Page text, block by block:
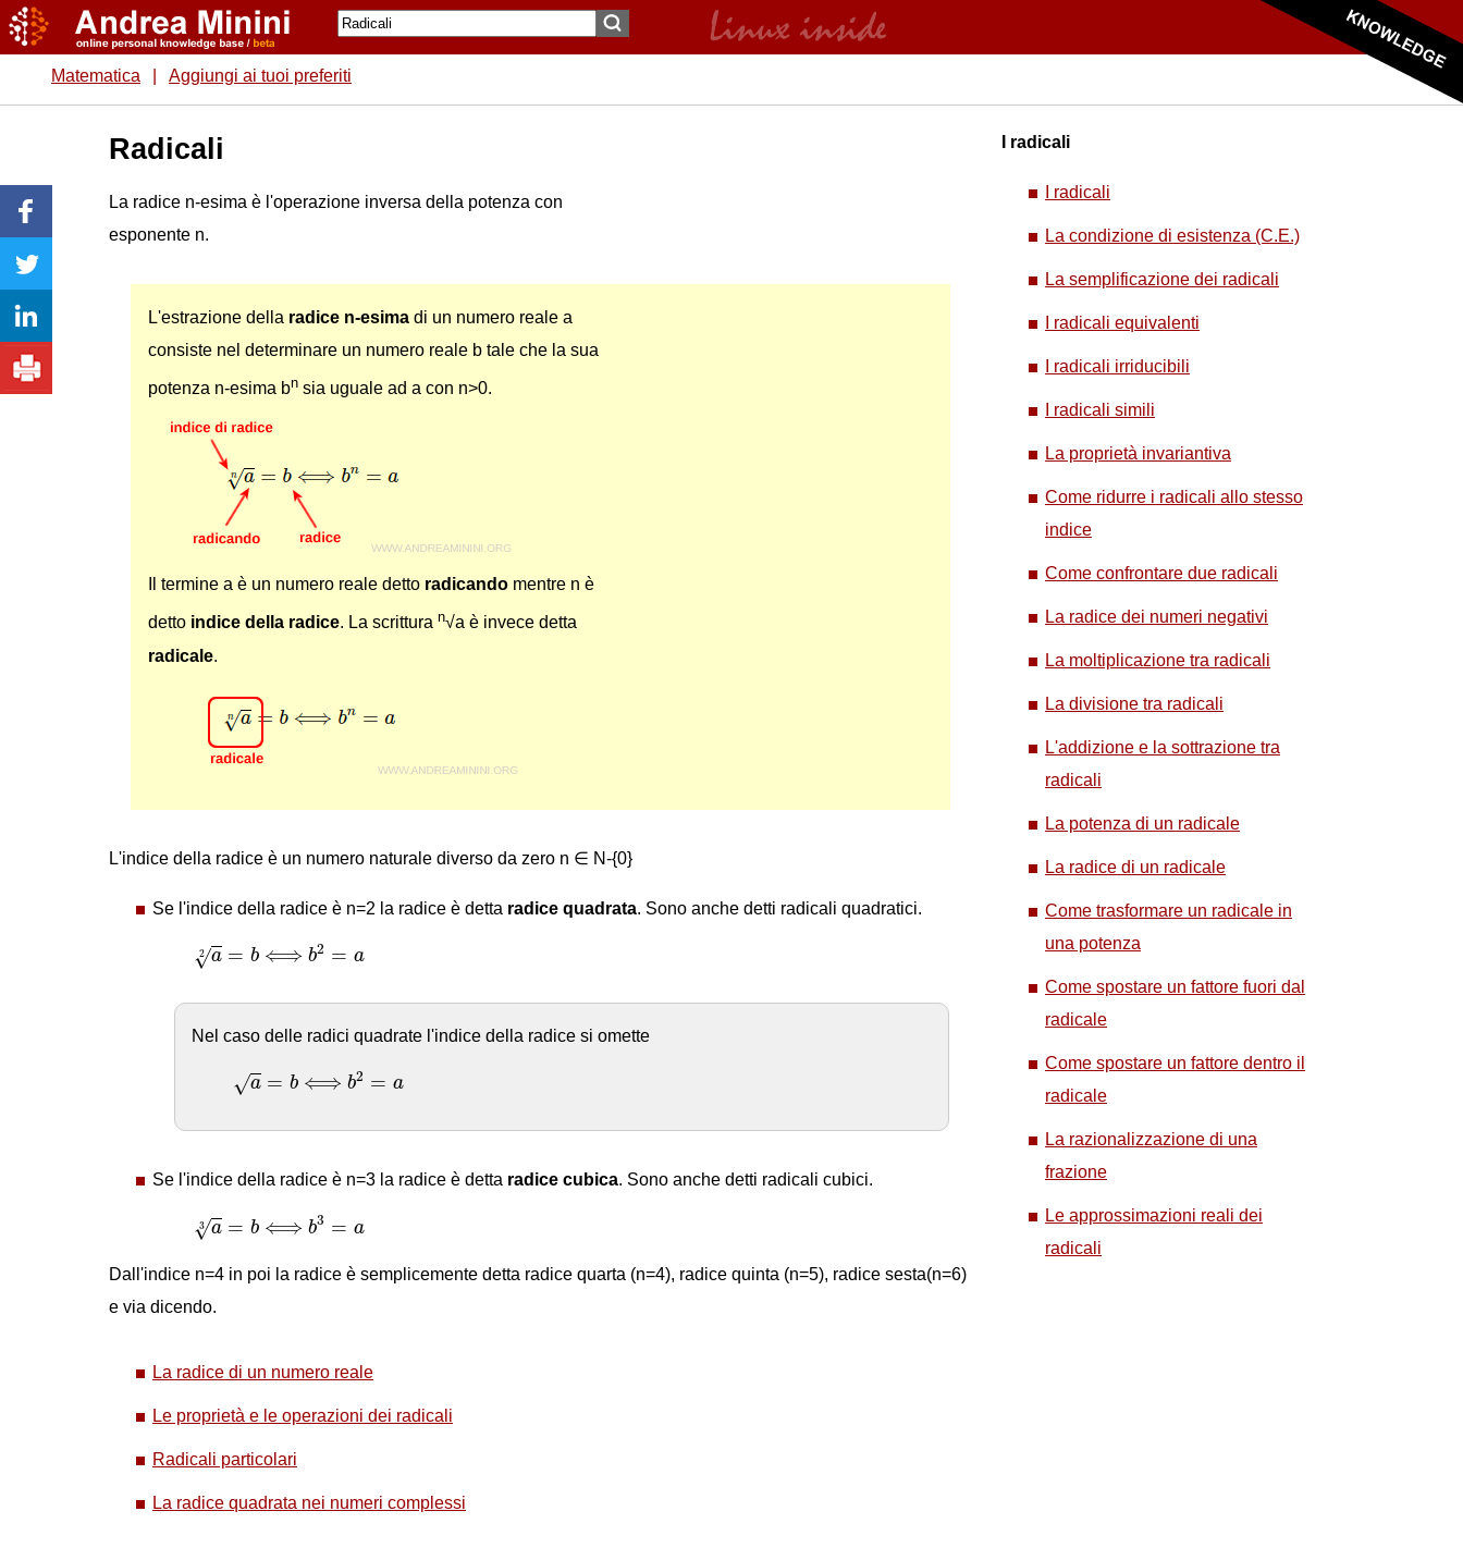
Matematica Aggiungi ai tuoi preferiti
Radicali
La radice n-esima è l'operazione inversa della potenza con
esponente n.
L'estrazione della radice n-esima di un numero reale a
consiste nel determinare un numero reale b tale che la sua
potenza n-esima bn sia uguale ad a con n>0.
Il termine a è un numero reale detto radicando mentre n è
detto indice della radice. La scrittura n√a è invece detta
radicale.
L'indice della radice è un numero naturale diverso da zero n ∈ N-{0}
Se l'indice della radice è n=2 la radice è detta radice quadrata. Sono anche detti radicali quadratici.
2
√a = b ⟺ b2 = a
a =b 2=
Nel caso delle radici quadrate l'indice della radice si omette
√a = b ⟺ b2 = a
b 2=
Se l'indice della radice è n=3 la radice è detta radice cubica. Sono anche detti radicali cubici.
3
√a = b ⟺ b3 = a
a =b 3=
Dall'indice n=4 in poi la radice è semplicemente detta radice quarta (n=4), radice quinta (n=5), radice sesta(n=6)
e via dicendo.
La radice di un numero reale
Le proprietà e le operazioni dei radicali
Radicali particolari
La radice quadrata nei numeri complessi
I radicali
I radicali
La condizione di esistenza (C.E.)
La semplificazione dei radicali
I radicali equivalenti
I radicali irriducibili
I radicali simili
La proprietà invariantiva
Come ridurre i radicali allo stesso
indice
Come confrontare due radicali
La radice dei numeri negativi
La moltiplicazione tra radicali
La divisione tra radicali
L'addizione e la sottrazione tra
radicali
La potenza di un radicale
La radice di un radicale
Come trasformare un radicale in
una potenza
Come spostare un fattore fuori dal
radicale
Come spostare un fattore dentro il
radicale
La razionalizzazione di una
frazione
Le approssimazioni reali dei
radicali